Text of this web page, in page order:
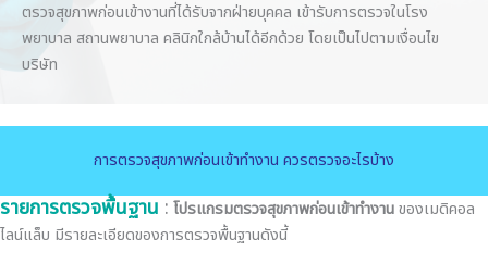
ตรวจสุขภาพก่อนเข้างานที่ได้รับจากฝ่ายบุคคล เข้ารับการตรวจในโรง
พยาบาล สถานพยาบาล คลินิกใกล้บ้านได้อีกด้วย โดยเป็นไปตามเงื่อนไข
บริษัท
การตรวจสุขภาพก่อนเข้าทำงาน ควรตรวจอะไรบ้าง
รายการตรวจพื้นฐาน : โปรแกรมตรวจสุขภาพก่อนเข้าทำงานของเมดิคอล
ไลน์แล็บ มีรายละเอียดของการตรวจพื้นฐานดังนี้